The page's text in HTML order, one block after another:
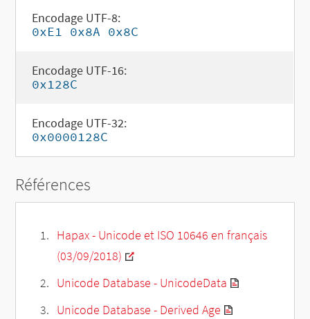
Encodage UTF-8:
0xE1 0x8A 0x8C
Encodage UTF-16:
0x128C
Encodage UTF-32:
0x0000128C
Références
Hapax - Unicode et ISO 10646 en français
(03/09/2018)
Unicode Database - UnicodeData
Unicode Database - Derived Age